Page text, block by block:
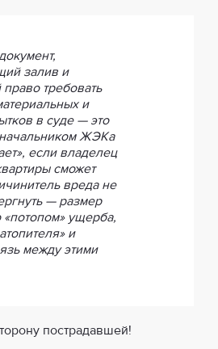
залив и
требовать
и
в суде — это
ЖЭКа
если владелец
сможет
вреда не
— размер
ущерба,
и
между этими
пострадавшей!